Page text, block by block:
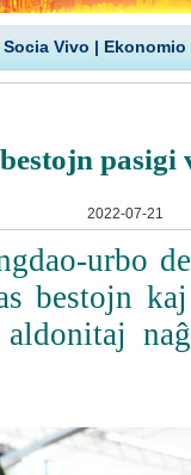
Socia Vivo | Ekonomio
pasigi
2022-07-21
urbo
bestojn
aldonitaj